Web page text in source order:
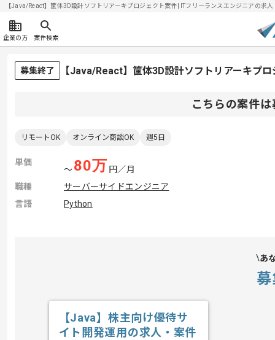
【Java/React】筐体3D設計ソフトリアーキプロジェクト案件| ITフリーランスエンジニアの求
企業の方 案件検索
募集終了 【Java/React】筐体3D設計ソフトリアーキプ
こちらの案件
リモートOK オンライン商談OK 週5日
単価
〜80万 円／月
職種
サーバーサイドエンジニア
言語
Python
あ
【Java】株主向け優待サ
イト開発運用の求人・案件